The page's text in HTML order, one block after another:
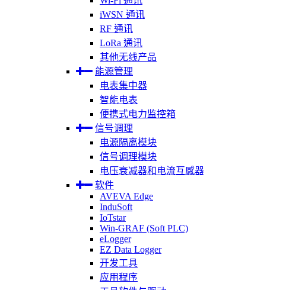
iWSN 通讯
RF 通讯
LoRa 通讯
其他无线产品
能源管理
电表集中器
智能电表
便携式电力监控箱
信号调理
电源隔离模块
信号调理模块
电压衰减器和电流互感器
软件
AVEVA Edge
InduSoft
IoTstar
Win-GRAF (Soft PLC)
eLogger
EZ Data Logger
开发工具
应用程序